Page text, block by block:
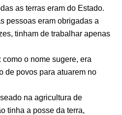
as terras eram do Estado.
pessoas eram obrigadas a
tinham de trabalhar apenas
o nome sugere, era
de povos para atuarem no
na agricultura de
tinha a posse da terra,